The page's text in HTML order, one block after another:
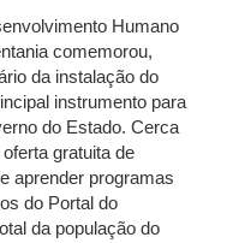
Humano
comemorou,
da instalação do
instrumento para
do Estado. Cerca
gratuita de
aprender programas
do Portal do
da população do